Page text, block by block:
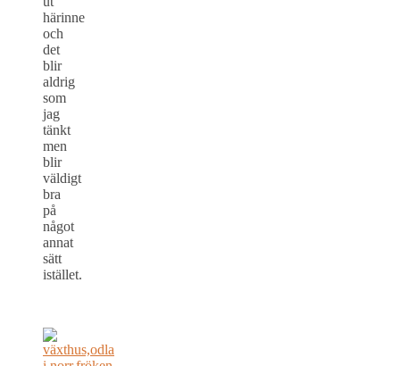
härinne
och
det
blir
aldrig
som
jag
tänkt
men
blir
väldigt
bra
på
något
annat
sätt
istället.